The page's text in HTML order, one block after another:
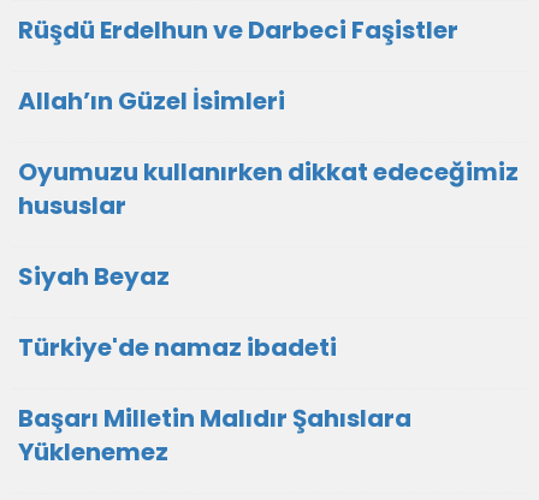
Rüşdü Erdelhun ve Darbeci Faşistler
Allah’ın Güzel İsimleri
Oyumuzu kullanırken dikkat edeceğimiz
hususlar
Siyah Beyaz
Türkiye'de namaz ibadeti
Başarı Milletin Malıdır Şahıslara
Yüklenemez